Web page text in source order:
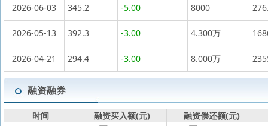
2026-06-03 345.2 -5.00 8000
2026-05-13 392.3 -3.00 4.300万
2026-04-21 294.4 -3.00 8.000万
融资融券
时间 融资买入额(元)
融资偿还额(元)